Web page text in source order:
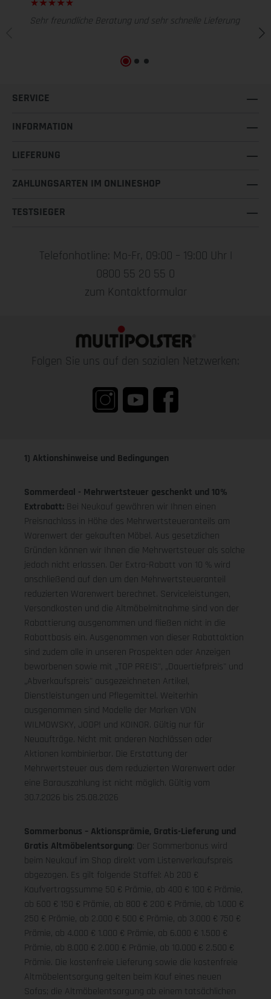
Sehr freundliche Beratung und sehr schnelle Lieferung
SERVICE
INFORMATION
LIEFERUNG
ZAHLUNGSARTEN IM ONLINESHOP
TESTSIEGER
Telefonhotline: Mo-Fr, 09:00 – 19:00 Uhr |
0800 55 20 55 0
zum Kontaktformular
Folgen Sie uns auf den sozialen Netzwerken:
1) Aktionshinweise und Bedingungen
Sommerdeal - Mehrwertsteuer geschenkt und 10%
Extrabatt: Bei Neukauf gewähren wir Ihnen einen
Preisnachlass in Höhe des Mehrwertsteueranteils am
Warenwert der gekauften Möbel. Aus gesetzlichen
Gründen können wir Ihnen die Mehrwertsteuer als solche
jedoch nicht erlassen. Der Extra-Rabatt von 10 % wird
anschließend auf den um den Mehrwertsteueranteil
reduzierten Warenwert berechnet. Serviceleistungen,
Versandkosten und die Altmöbelmitnahme sind von der
Rabattierung ausgenommen und fließen nicht in die
Rabattbasis ein. Ausgenommen von dieser Rabattaktion
sind zudem alle in unseren Prospekten oder Anzeigen
beworbenen sowie mit „TOP PREIS", „Dauertiefpreis" und
„Abverkaufspreis" ausgezeichneten Artikel,
Dienstleistungen und Pflegemittel. Weiterhin
ausgenommen sind Modelle der Marken VON
WILMOWSKY, JOOP! und KOINOR. Gültig nur für
Neuaufträge. Nicht mit anderen Nachlässen oder
Aktionen kombinierbar. Die Erstattung der
Mehrwertsteuer aus dem reduzierten Warenwert oder
eine Barauszahlung ist nicht möglich. Gültig vom
30.7.2026 bis 25.08.2026
Sommerbonus – Aktionsprämie, Gratis-Lieferung und
Gratis Altmöbelentsorgung: Der Sommerbonus wird
beim Neukauf im Shop direkt vom Listenverkaufspreis
abgezogen. Es gilt folgende Staffel: Ab 200 €
Kaufvertragssumme 50 € Prämie, ab 400 € 100 € Prämie,
ab 600 € 150 € Prämie, ab 800 € 200 € Prämie, ab 1.000 €
250 € Prämie, ab 2.000 € 500 € Prämie, ab 3.000 € 750 €
Prämie, ab 4.000 € 1.000 € Prämie, ab 6.000 € 1.500 €
Prämie, ab 8.000 € 2.000 € Prämie, ab 10.000 € 2.500 €
Prämie. Die kostenfreie Lieferung sowie die kostenfreie
Altmöbelentsorgung gelten beim Kauf eines neuen
Sofas; die Altmöbelentsorgung ab einem tatsächlichen